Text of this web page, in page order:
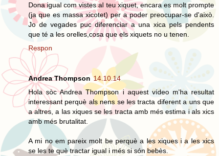
Dona igual com vistes al teu xiquet, encara es molt prompte
(ja que es massa xicotet) per a poder preocupar-se d'això.
Jo de vegades puc diferenciar a una xica pels pendents
que té a les orelles,cosa que els xiquets no u tenen.
Respon
Andrea Thompson 14.10.14
Hola sòc Andrea Thompson i aquest vídeo m'ha resultat
interessant perquè als nens se les tracta diferent a uns que
a altres, a las xiques se les tracta amb més estima i als xics
amb més brutalitat.
A mi no em pareix molt be perquè a les xiques i a les xics
se les te què tractar igual i més si són bebès.